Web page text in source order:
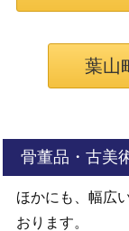
葉山
骨董品・古美
ほかにも、幅広
おります。